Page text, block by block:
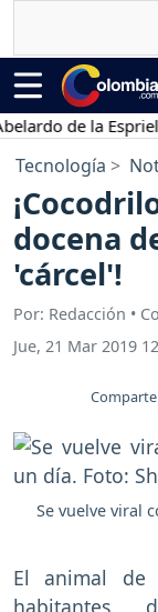
de la Espriella
Tecnología
docena
'cárcel'!
Por: Redacción •
Jue, 21 Mar 2019
Se vuelve viral
El animal de
habitantes